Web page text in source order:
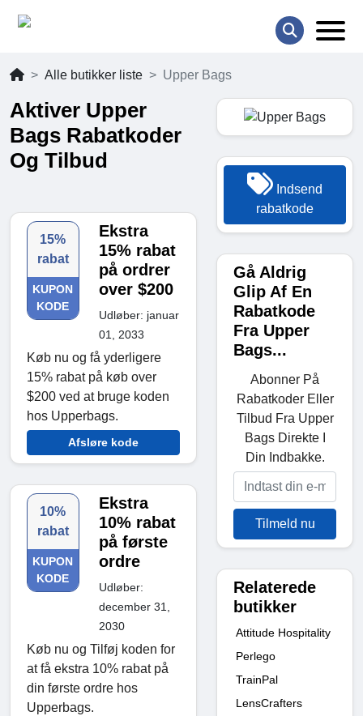
Alle butikker liste Upper Bags
Aktiver Upper
Bags Rabatkoder
Og Tilbud
15%
rabat
KUPON
KODE
Ekstra
15% rabat
på ordrer
over $200
Udløber: januar
01, 2033
Køb nu og få yderligere
15% rabat på køb over
$200 ved at bruge koden
hos Upperbags.
Afsløre kode
10%
rabat
KUPON
KODE
Ekstra
10% rabat
på første
ordre
Udløber:
december 31,
2030
Køb nu og Tilføj koden for
at få ekstra 10% rabat på
din første ordre hos
Upperbags.
Indsend
rabatkode
Gå Aldrig
Glip Af En
Rabatkode
Fra Upper
Bags...
Abonner På
Rabatkoder Eller
Tilbud Fra Upper
Bags Direkte I
Din Indbakke.
Tilmeld nu
Relaterede
butikker
Attitude Hospitality
Perlego
TrainPal
LensCrafters